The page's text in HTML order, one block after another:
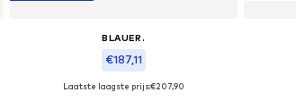
BLAUER.
€187,11
Beschikbare maten: M
Laatste laagste prijs:€207,90